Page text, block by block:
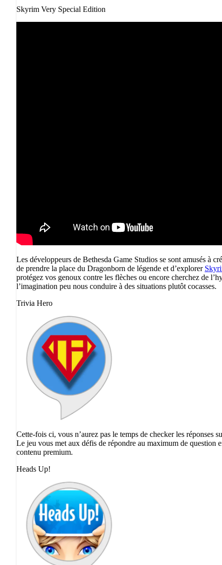
Skyrim Very Special Edition
Les développeurs de Bethesda Game Studios se sont amusés à
de prendre la place du Dragonborn de légende et d’explorer
protégez vos genoux contre les flèches ou encore cherchez de
l’imagination peu nous conduire à des situations plutôt cocasses.
Trivia Hero
Cette-fois ci, vous n’aurez pas le temps de checker les réponses
Le jeu vous met aux défis de répondre au maximum de
contenu premium.
Heads Up!